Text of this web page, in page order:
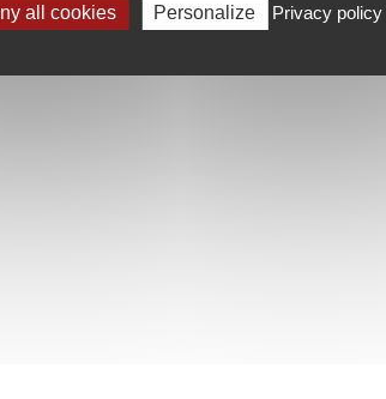
all cookies Personalize Privacy policy